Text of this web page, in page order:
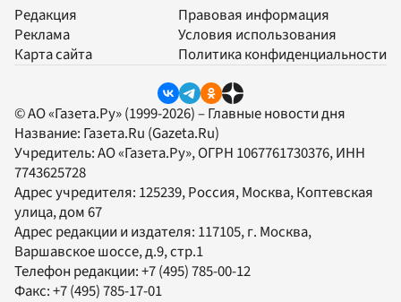
Редакция
Реклама
Карта сайта
Правовая информация
Условия использования
Политика конфиденциальности
© АО «Газета.Ру» (1999-2026) – Главные новости дня
Название: Газета.Ru (Gazeta.Ru)
Учредитель:АО «Газета.Ру», ОГРН 1067761730376, ИНН
7743625728
Адрес учредителя: 125239, Россия, Москва, Коптевская
улица, дом 67
Адрес редакции и издателя: 117105, г. Москва,
Варшавское шоссе, д.9, стр.1
Телефон редакции:+7 (495) 785-00-12
Факс:+7 (495) 785-17-01